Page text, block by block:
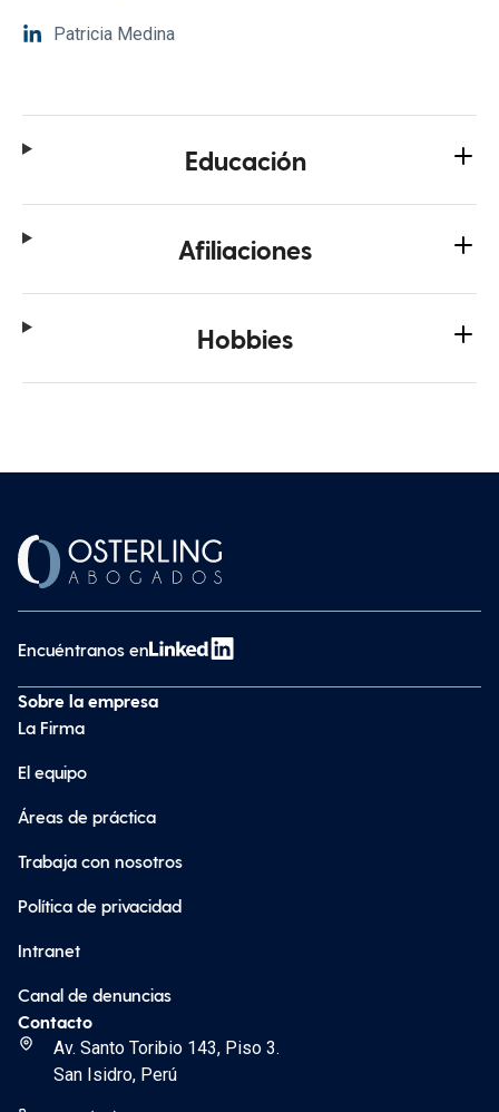
Patricia Medina
Educación
Afiliaciones
Hobbies
Encuéntranos en
Sobre la empresa
La Firma
El equipo
Áreas de práctica
Trabaja con nosotros
Política de privacidad
Intranet
Canal de denuncias
Contacto
Av. Santo Toribio 143, Piso 3.
San Isidro, Perú